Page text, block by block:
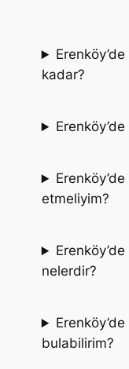
kadar?
etmeliyim?
nelerdir?
bulabilirim?